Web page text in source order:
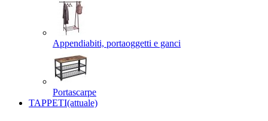
Appendiabiti, portaoggetti e ganci
Portascarpe
TAPPETI(attuale)